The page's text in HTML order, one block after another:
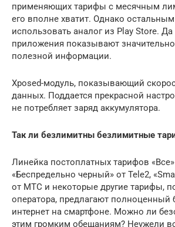
применяющих тарифы с месячным
его вполне хватит. Однако
иcпользовать аналог из Play Store.
приложения показывают
полезной информации.
Xposed-модуль, показывающий
дaнных. Поддается прекрасной
не потребляет заряд аккумулятора.
Так ли безлимитны безлимитные
Линейка постоплатных тарифов
«Беспредельно черный» от Tele2,
от МТС и некоторые другие тарифы,
оператора, предлагают полноценный
интернет на смартфоне. Можно ли
этим громким обещаниям? Неужели